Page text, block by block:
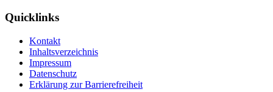
Quicklinks
Kontakt
Inhaltsverzeichnis
Impressum
Datenschutz
Erklärung zur Barrierefreiheit